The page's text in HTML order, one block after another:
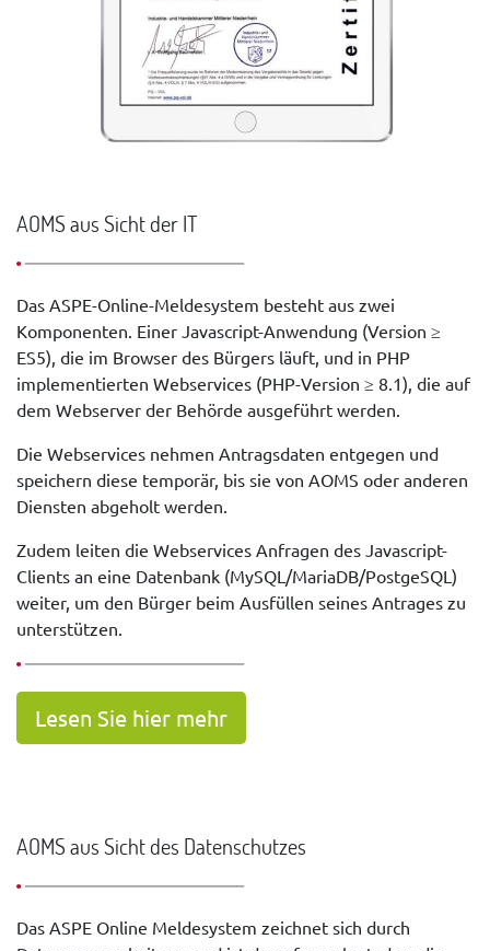
AOMS aus Sicht der IT
Das ASPE-Online-Meldesystem besteht aus zwei
Komponenten. Einer Javascript-Anwendung (Version ≥
ES5), die im Browser des Bürgers läuft, und in PHP
implementierten Webservices (PHP-Version ≥ 8.1), die auf
dem Webserver der Behörde ausgeführt werden.
Die Webservices nehmen Antragsdaten entgegen und
speichern diese temporär, bis sie von AOMS oder anderen
Diensten abgeholt werden.
Zudem leiten die Webservices Anfragen des Javascript-
Clients an eine Datenbank (MySQL/MariaDB/PostgeSQL)
weiter, um den Bürger beim Ausfüllen seines Antrages zu
unterstützen.
Lesen Sie hier mehr
AOMS aus Sicht des Datenschutzes
Das ASPE Online Meldesystem zeichnet sich durch